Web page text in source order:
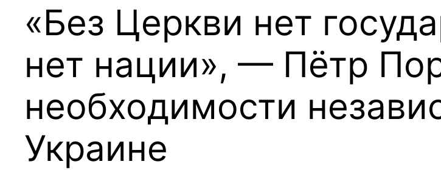
«Без Церкви нет
нет нации», — Пётр
необходимости
Украине